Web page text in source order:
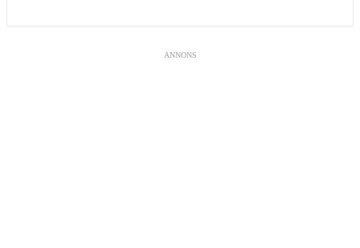
ANNONS